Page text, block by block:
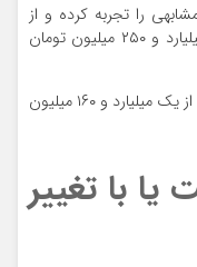
را تجربه کرده و از
یک میلیارد و ۲۲۵ میلیون تومان به یک میلیارد و ۲۵۰ میلیون تومان
تارا اتوماتیک هم با جهش ۴۰ میلیون تومانی از یک میلیارد و ۱۶۰ میلیون
یا با تغییر